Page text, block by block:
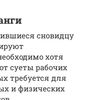
сновидцу
хотя
суеты рабочих
требуется для
и физических